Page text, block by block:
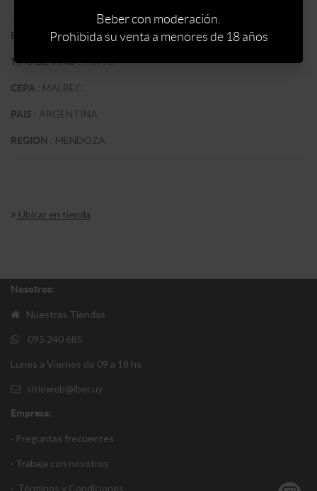
BODEGA:ZUCCARDI WINES
TIPO DE VINO:TINTO
CEPA : MALBEC
PAIS : ARGENTINA
REGION : MENDOZA
Ubicar en tienda
Nosotros:
Nuestras Tiendas
095 240 685
Lunes a Viernes de 09 a 18 hs
sitioweb@iber.uy
Empresa:
· Preguntas frecuentes
· Trabaja con nosotros
· Términos y Condiciones
Beber con moderación.
Prohibida su venta a menores de 18 años